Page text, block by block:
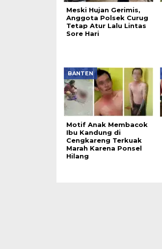
Meski Hujan Gerimis,
Anggota Polsek Curug
Tetap Atur Lalu Lintas
Sore Hari
BANTEN
Motif Anak Membacok
Ibu Kandung di
Cengkareng Terkuak
Marah Karena Ponsel
Hilang